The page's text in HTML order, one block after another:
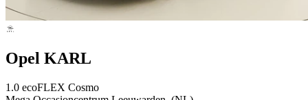
Opel KARL
1.0 ecoFLEX Cosmo